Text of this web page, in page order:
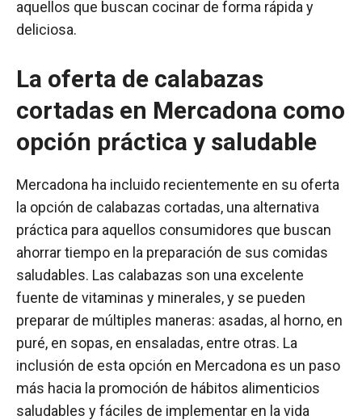
aquellos que buscan cocinar de forma rápida y
deliciosa.
La oferta de calabazas
cortadas en Mercadona como
opción práctica y saludable
Mercadona ha incluido recientemente en su oferta
la opción de calabazas cortadas, una alternativa
práctica para aquellos consumidores que buscan
ahorrar tiempo en la preparación de sus comidas
saludables. Las calabazas son una excelente
fuente de vitaminas y minerales, y se pueden
preparar de múltiples maneras: asadas, al horno, en
puré, en sopas, en ensaladas, entre otras. La
inclusión de esta opción en Mercadona es un paso
más hacia la promoción de hábitos alimenticios
saludables y fáciles de implementar en la vida